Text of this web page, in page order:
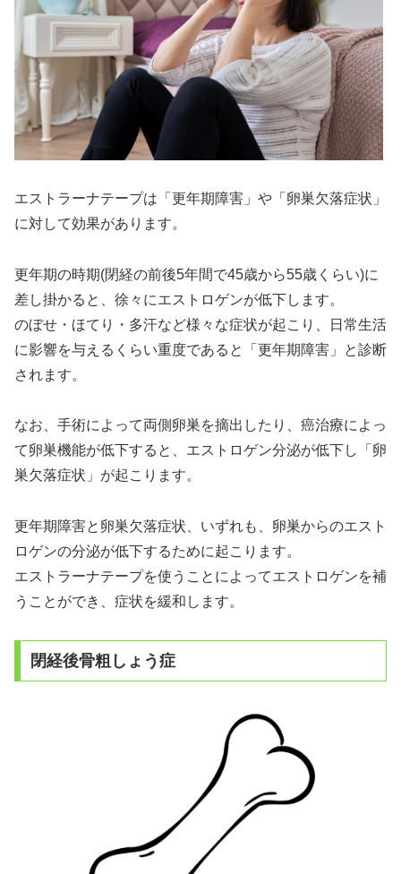
エストラーナテープは「更年期障害」や「卵巣欠落症状」
に対して効果があります。
更年期の時期(閉経の前後5年間で45歳から55歳くらい)に
差し掛かると、徐々にエストロゲンが低下します。
のぼせ・ほてり・多汗など様々な症状が起こり、日常生活
に影響を与えるくらい重度であると「更年期障害」と診断
されます。
なお、手術によって両側卵巣を摘出したり、癌治療によっ
て卵巣機能が低下すると、エストロゲン分泌が低下し「卵
巣欠落症状」が起こります。
更年期障害と卵巣欠落症状、いずれも、卵巣からのエスト
ロゲンの分泌が低下するために起こります。
エストラーナテープを使うことによってエストロゲンを補
うことができ、症状を緩和します。
閉経後骨粗しょう症